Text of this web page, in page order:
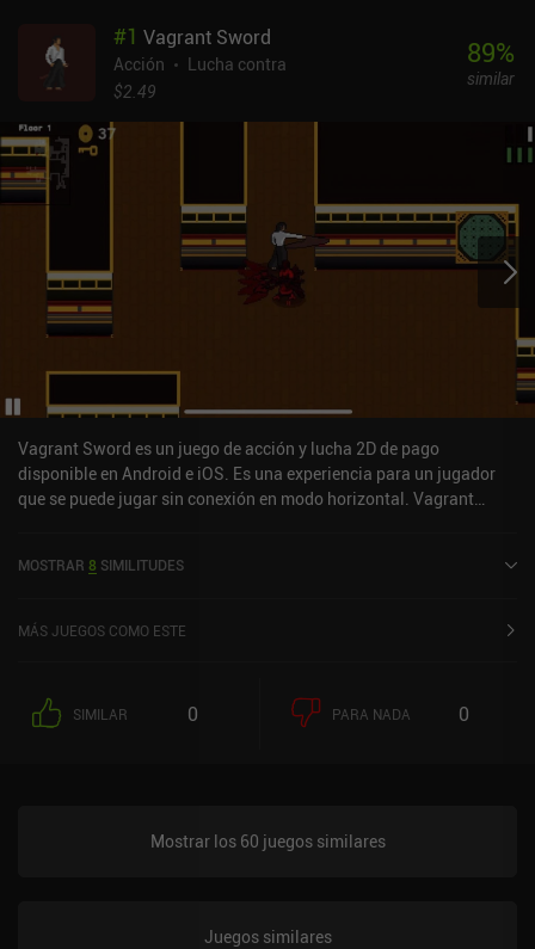
#1 Vagrant Sword
Acción
Lucha contra
$2.49
89%
similar
Vagrant Sword es un juego de acción y lucha 2D de pago
disponible en Android e iOS. Es una experiencia para un jugador
que se puede jugar sin conexión en modo horizontal. Vagrant
MOSTRAR 8 SIMILITUDES
MÁS JUEGOS COMO ESTE
SIMILAR 0 PARA NADA 0
Mostrar los 60 juegos similares
Juegos similares